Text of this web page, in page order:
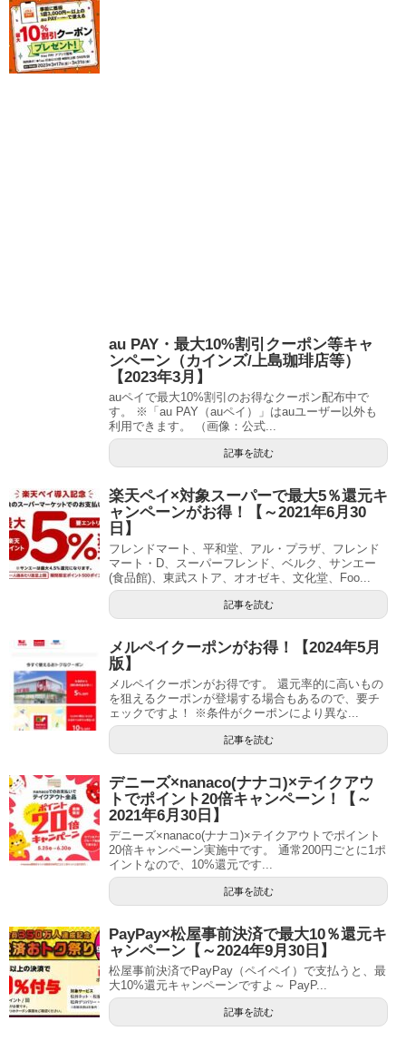
au PAY・最大10%割引クーポン等キャ
ンペーン（カインズ/上島珈琲店等）
【2023年3月】
auペイで最大10%割引のお得なクーポン配布中で
す。 ※「au PAY（auペイ）」はauユーザー以外も
利用できます。 （画像：公式...
記事を読む
楽天ペイ×対象スーパーで最大5％還元キ
ャンペーンがお得！【～2021年6月30
日】
フレンドマート、平和堂、アル・プラザ、フレンド
マート・D、スーパーフレンド、ベルク、サンエー
(食品館)、東武ストア、オオゼキ、文化堂、Foo...
記事を読む
メルペイクーポンがお得！【2024年5月
版】
メルペイクーポンがお得です。 還元率的に高いもの
を狙えるクーポンが登場する場合もあるので、要チ
ェックですよ！ ※条件がクーポンにより異な...
記事を読む
デニーズ×nanaco(ナナコ)×テイクアウ
トでポイント20倍キャンペーン！【～
2021年6月30日】
デニーズ×nanaco(ナナコ)×テイクアウトでポイント
20倍キャンペーン実施中です。 通常200円ごとに1ポ
イントなので、10%還元です...
記事を読む
PayPay×松屋事前決済で最大10％還元キ
ャンペーン【～2024年9月30日】
松屋事前決済でPayPay（ペイペイ）で支払うと、最
大10%還元キャンペーンですよ～ PayP...
記事を読む